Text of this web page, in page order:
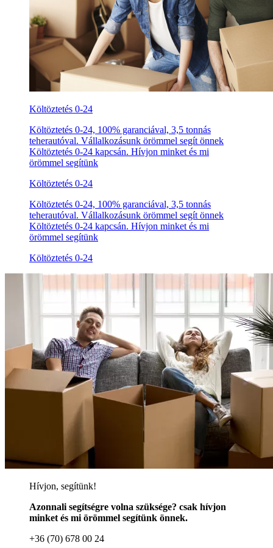
Költöztetés 0-24
Költöztetés 0-24, 100% garanciával, 3,5 tonnás
teherautóval. Vállalkozásunk örömmel segít önnek
Költöztetés 0-24 kapcsán. Hívjon minket és mi
örömmel segítünk
Költöztetés 0-24
Költöztetés 0-24, 100% garanciával, 3,5 tonnás
teherautóval. Vállalkozásunk örömmel segít önnek
Költöztetés 0-24 kapcsán. Hívjon minket és mi
örömmel segítünk
Költöztetés 0-24
Hívjon, segítünk!
Azonnali segítségre volna szüksége? csak hívjon
minket és mi örömmel segítünk önnek.
+36 (70) 678 00 24